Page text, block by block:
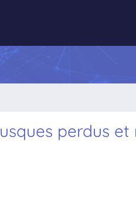
perdus